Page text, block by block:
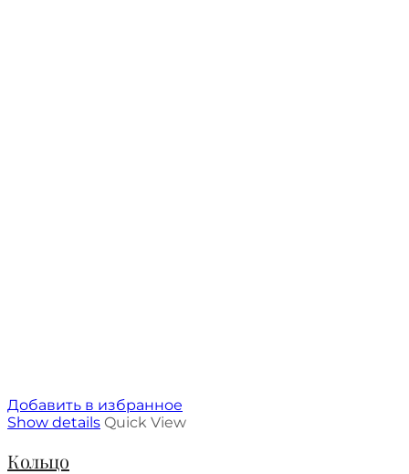
Добавить в избранное
Show details Quick View
Кольцо